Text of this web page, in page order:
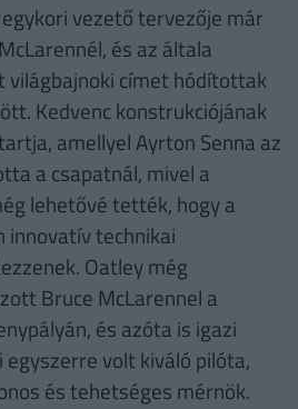
vezető tervezője már
és az általa
címet hódítottak
Kedvenc konstrukciójának
amellyel Ayrton Senna az
a csapatnál, mivel a
lehetővé tették, hogy a
innovatív technikai
Oatley még
Bruce McLarennel a
és azóta is igazi
volt kiváló pilóta,
és tehetséges mérnök.